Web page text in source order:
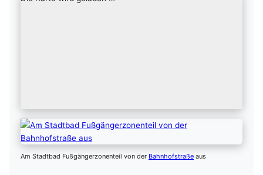
Am Stadtbad Fußgängerzonenteil von der Bahnhofstraße aus